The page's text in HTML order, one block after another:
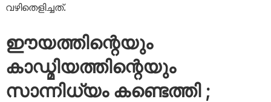
വഴിതെളിച്ചത്.
ഈയത്തിന്റെയും
കാഡ്മിയത്തിന്റെയും
സാന്നിധ്യം കണ്ടെത്തി ;